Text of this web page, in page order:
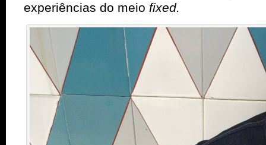
experiências do meio fixed.